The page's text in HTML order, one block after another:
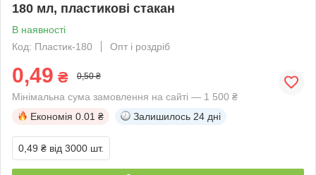
180 мл, пластикові стакан
В наявності
Код: Пластик-180
Опт і роздріб
0,49 ₴ 0,50 ₴
Мінімальна сума замовлення на сайті — 1 500 ₴
Економія 0.01 ₴ Залишилось 24 дні
0,49 ₴ від 3000 шт.